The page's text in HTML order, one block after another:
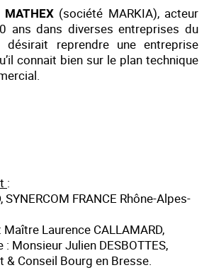
(société MARKIA), acteur
ans dans diverses entreprises du
désirait reprendre une entreprise
connait bien sur le plan technique
:
SYNERCOM FRANCE Rhône-Alpes-
Laurence CALLAMARD,
Monsieur Julien DESBOTTES,
& Conseil Bourg en Bresse.